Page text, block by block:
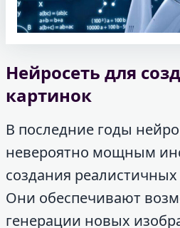
Нейросеть для
картинок
В последние годы
невероятно мощным
создания
Они обеспечивают
генерации новых